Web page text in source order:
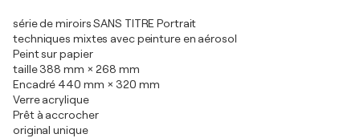
série de miroirs SANS TITRE Portrait
techniques mixtes avec peinture en aérosol
Peint sur papier
taille 388 mm × 268 mm
Encadré 440 mm × 320 mm
Verre acrylique
Prêt à accrocher
original unique